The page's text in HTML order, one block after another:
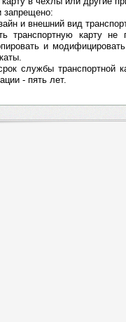
запрещено:
и внешний вид
транспортную карту
и
службы транспортной
- пять лет.